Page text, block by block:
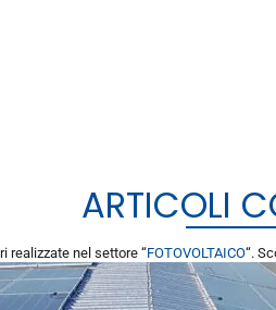
ARTICOLI
realizzate nel settore “FOTOVOLTAICO“.